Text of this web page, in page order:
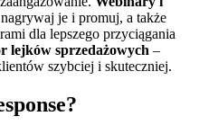
je i promuj, a także
dla lepszego przyciągania
lejków sprzedażowych –
szybciej i skuteczniej.